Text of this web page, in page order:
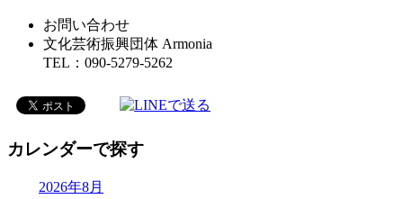
お問い合わせ
文化芸術振興団体 Armonia
TEL：090-5279-5262
カレンダーで探す
2026年8月